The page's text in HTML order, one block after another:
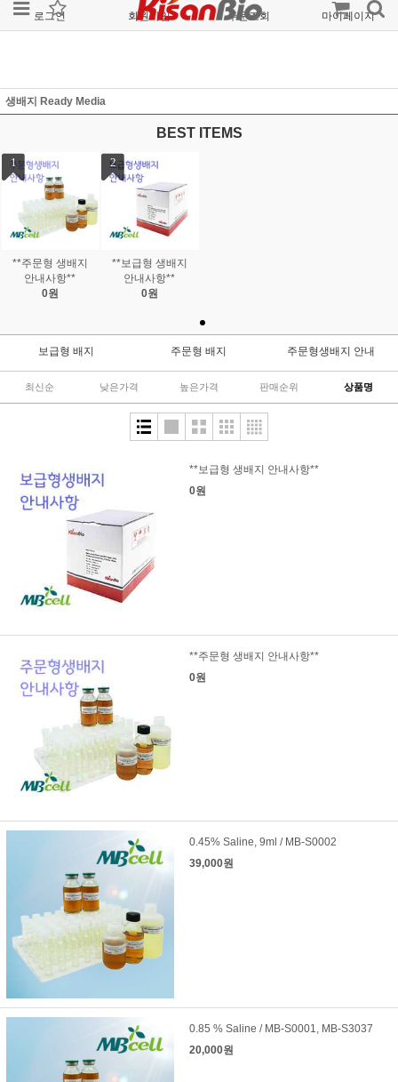
로그인 회원가입 주문조회 마이페이지
생배지 Ready Media
BEST ITEMS
1
**주문형 생배지
안내사항**
0원
2
**보급형 생배지
안내사항**
0원
보급형 배지 주문형 배지 주문형생배지 안내
최신순 낮은가격 높은가격 판매순위 상품명
**보급형 생배지 안내사항**
0원
**주문형 생배지 안내사항**
0원
0.45% Saline, 9ml / MB-S0002
39,000원
0.85 % Saline / MB-S0001, MB-S3037
20,000원